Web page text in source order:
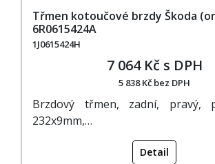
Třmen kotoučové brzdy Škoda
6R0615424A
1J0615424H
7 064 Kč s DPH
5 838 Kč bez DPH
Brzdový třmen, zadní, pravý,
232x9mm,…
Detail